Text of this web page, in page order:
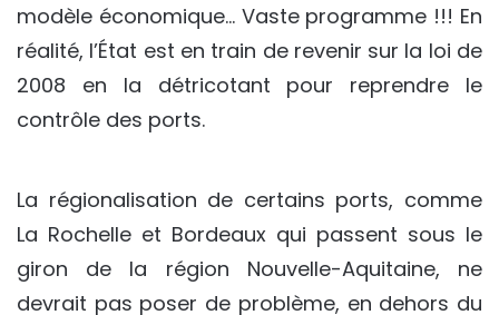
modèle économique… Vaste programme !!! En
réalité, l’État est en train de revenir sur la loi de
2008 en la détricotant pour reprendre le
contrôle des ports.
La régionalisation de certains ports, comme
La Rochelle et Bordeaux qui passent sous le
giron de la région Nouvelle-Aquitaine, ne
devrait pas poser de problème, en dehors du